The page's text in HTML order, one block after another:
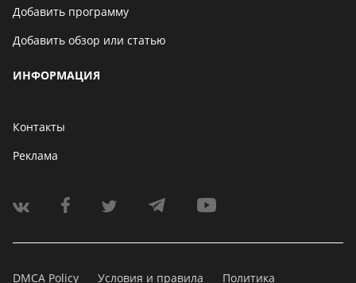
Добавить программу
Добавить обзор или статью
ИНФОРМАЦИЯ
Контакты
Реклама
DMCA Policy Условия и правила Политика